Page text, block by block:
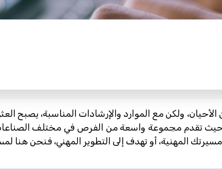
ولكن مع الموارد والإرشادات المناسبة، يصبح
حيث تقدم مجموعة واسعة من الفرص في مختلف